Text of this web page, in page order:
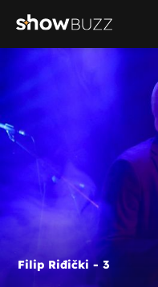
Filip Riđički - 3